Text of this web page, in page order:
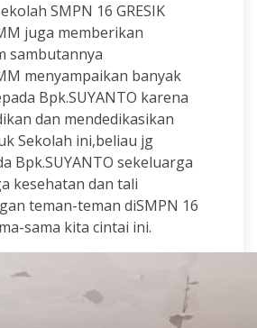
SMPN 16 GRESIK
juga memberikan
sambutannya
menyampaikan banyak
Bpk.SUYANTO karena
dan mendedikasikan
Sekolah ini,beliau jg
Bpk.SUYANTO sekeluarga
kesehatan dan tali
teman-teman diSMPN 16
sama kita cintai ini.